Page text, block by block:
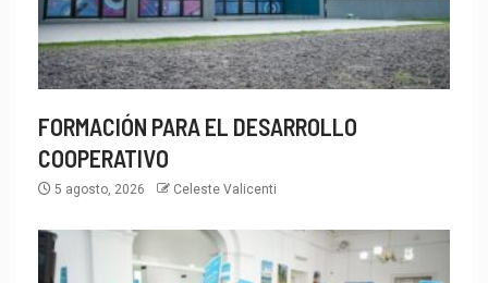
FORMACIÓN PARA EL DESARROLLO
COOPERATIVO
5 agosto, 2026 Celeste Valicenti